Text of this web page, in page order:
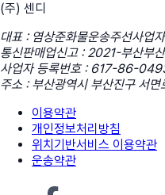
(주) 센디
대표 : 염상준화물운송주선사업
통신판매업신고 : 2021-부산부
사업자 등록번호 : 617-86-
주소 : 부산광역시 부산진구 서
이용약관
개인정보처리방침
위치기반서비스 이용약관
운송약관